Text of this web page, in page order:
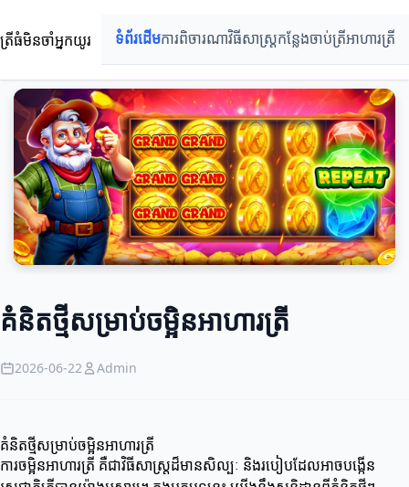
ត្រីធំមិនចាំអ្នកយូរ ទំព័រដើមការពិចារណាវិធីសាស្ត្រកន្លែងចាប់ត្រីអាហារត្រី
គំនិតថ្មីសម្រាប់ចម្អិនអាហារត្រី
2026-06-22 Admin
គំនិតថ្មីសម្រាប់ចម្អិនអាហារត្រី
ការចម្អិនអាហារត្រី គឺជាវិធីសាស្ត្រដ៏មានសិល្បៈ និងរបៀបដែលអាចបង្កើន